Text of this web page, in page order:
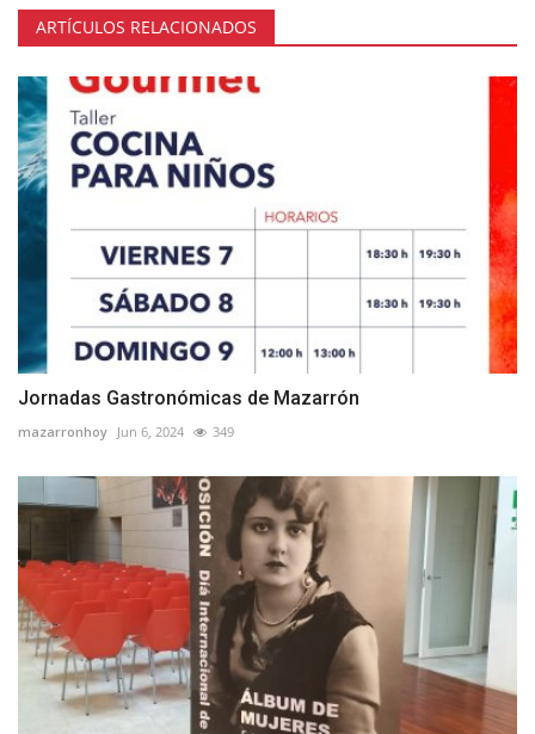
ARTÍCULOS RELACIONADOS
Jornadas Gastronómicas de Mazarrón
mazarronhoy Jun 6, 2024 349